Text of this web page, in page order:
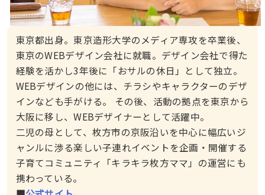
東京都出身。東京造形大学のメディア専攻を卒業後、
東京のWEBデザイン会社に就職。デザイン会社で得た
経験を活かし3年後に「おサルの休日」として独立。
WEBデザインの他には、チラシやキャラクターのデザ
インなども手がける。 その後、活動の拠点を東京から
大阪に移し、WEBデザイナーとして活躍中。
二児の母として、枚方市の京阪沿いを中心に幅広いジ
ャンルに渉る楽しい子連れイベントを企画・開催する
子育てコミュニティ「キラキラ枚方ママ」の運営にも
携わっている。